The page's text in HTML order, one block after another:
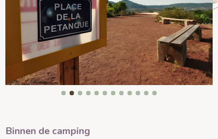
Binnen de camping